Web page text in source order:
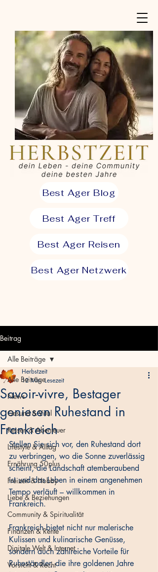
Best Ager Blog
Best Ager Treff
Best Ager Reisen
Best Ager Netzwerk
Beitrag
Alle Beiträge
News
Gesund & Vital
Reisen & Abenteuer
Lifestyle & Alltag
Ernährung 50plus
Freizeit & Hobby
Liebe & Beziehungen
Community & Spiritualität
Finanzen & Rente
Digitale Welt & Internet
Vorsicht & Recht
Alle Beiträge
Savoir-vivre, Bestager
geniesen Ruhestand in
Frankreich
Herbstzeit
12 Min. Lesezeit
Stellen Sie sich vor, den Ruhestand dort
zu verbringen, wo die Sonne zuverlässig
scheint, die Landschaft atemberaubend
ist und das Leben in einem angenehmen
Tempo verläuft – willkommen in
Frankreich.
Frankreich bietet nicht nur malerische
Kulissen und kulinarische Genüsse,
sondern auch zahlreiche Vorteile für
Ruheständler, die ihre goldenen Jahre